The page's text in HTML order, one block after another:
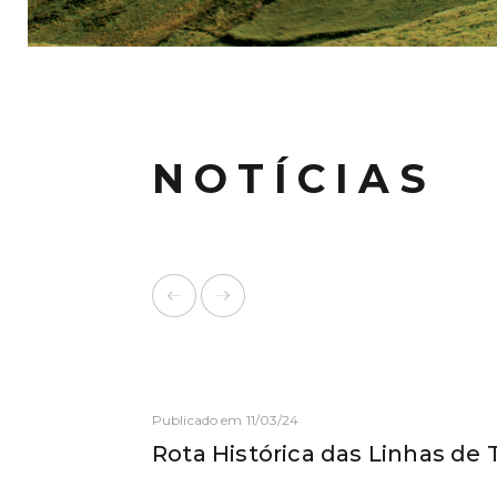
NOTÍCIAS
Publicado em 11/03/24
Rota Histórica das Linhas